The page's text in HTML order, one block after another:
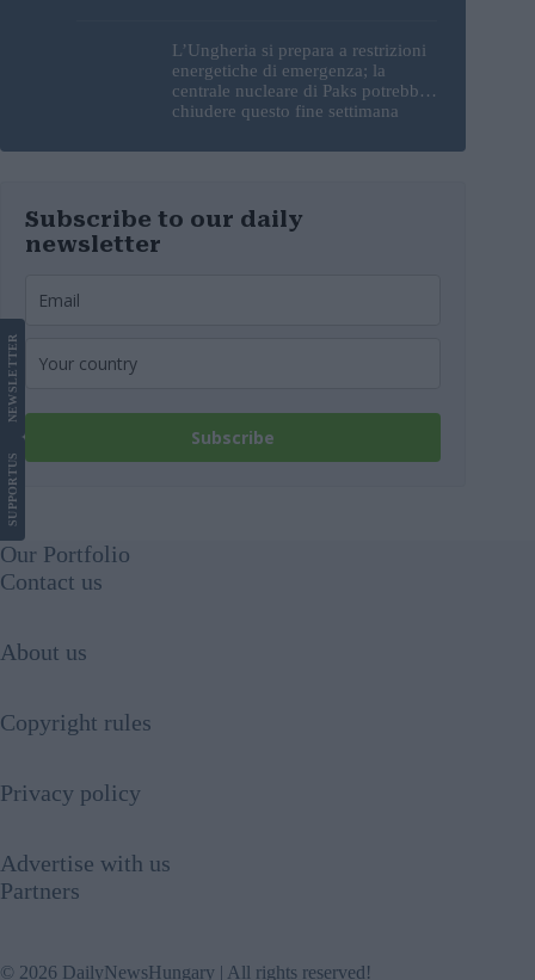
L’Ungheria si prepara a restrizioni
energetiche di emergenza; la
centrale nucleare di Paks potrebbe
chiudere questo fine settimana
Subscribe to our daily
newsletter
Subscribe
SUPPORT
US
NEWS
LETTER
Our Portfolio
Contact us
About us
Copyright rules
Privacy policy
Advertise with us
Partners
© 2026 DailyNewsHungary | All rights reserved!